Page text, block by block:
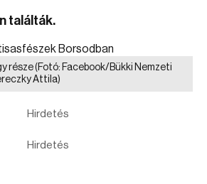
találták.
része(Fotó: Facebook/Bükki Nemzeti
Attila)
Hirdetés
Hirdetés